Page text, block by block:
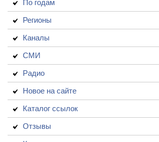
По годам
Регионы
Каналы
СМИ
Радио
Новое на сайте
Каталог ссылок
Отзывы